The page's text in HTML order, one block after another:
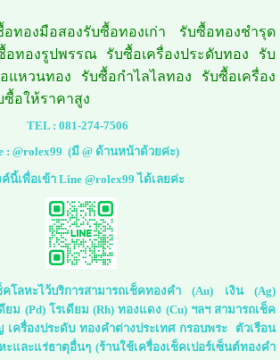
ทองมือสองรับซื้อทองเก่า รับซื้อทองชำรุด
อทองรูปพรรณ รับซื้อเครื่องประดับทอง รับ
แหวนทอง รับซื้อกำไลไลทอง รับซื้อเครื่อง
อให้ราคาสูง
TEL : 081-274-7506
:@rolex99 (มี @ ด้านหน้าด้วยค่ะ)
นี้เพื่อเข้า Line @rolex99 ได้เลยค่ะ
ช็คโลหะไว้บริการสามารถเช็คทองคำ (Au) เงิน (Ag)
ม (Pd) โรเดียม (Rh) ทองแดง (Cu) ฯลฯ สามารถเช็ค
เครื่องประดับ ทองคำต่างประเทศ กรอบพระ ตัวเรือน
และแร่ธาตุอื่นๆ (ร้านใช้เครื่องเช็คเปอร์เซ็นต์ทองคำ